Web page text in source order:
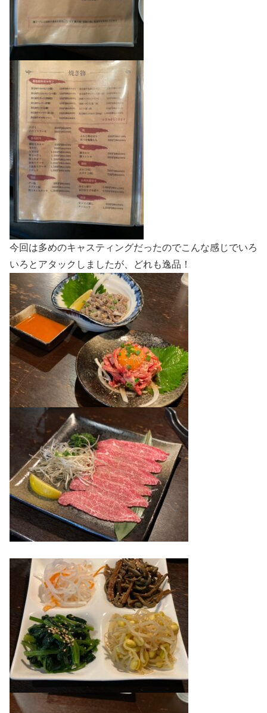
今回は多めのキャスティングだったのでこんな感じでいろ
いろとアタックしましたが、どれも逸品！